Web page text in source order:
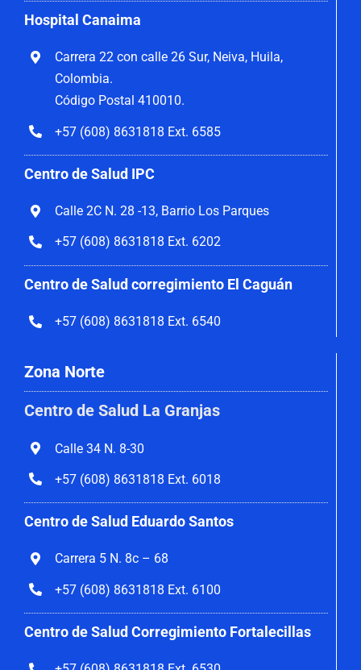
Hospital Canaima
Carrera 22 con calle 26 Sur, Neiva, Huila,
Colombia.
Código Postal 410010.
+57 (608) 8631818 Ext. 6585
Centro de Salud IPC
Calle 2C N. 28 -13, Barrio Los Parques
+57 (608) 8631818 Ext. 6202
Centro de Salud corregimiento El Caguán
+57 (608) 8631818 Ext. 6540
Zona Norte
Centro de Salud La Granjas
Calle 34 N. 8-30
+57 (608) 8631818 Ext. 6018
Centro de Salud Eduardo Santos
Carrera 5 N. 8c – 68
+57 (608) 8631818 Ext. 6100
Centro de Salud Corregimiento Fortalecillas